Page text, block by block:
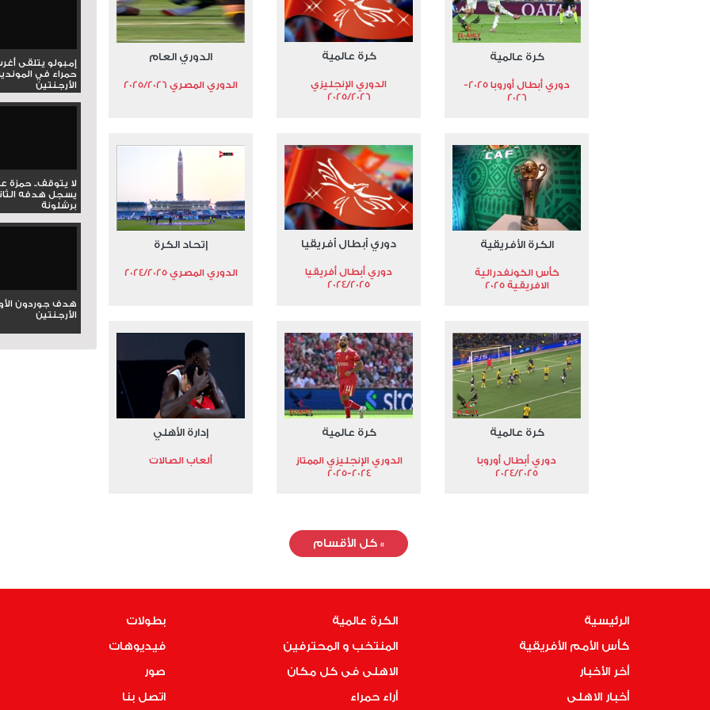
كرة عالمية
دوري أبطال أوروبا 2025-
2026
كرة عالمية
الدوري الإنجليزي
2025/2026
الدوري العام
الدوري المصري 2025/2026
الكرة الأفريقية
كأس الكونفدرالية
الافريقية 2025
دوري أبطال أفريقيا
دوري أبطال أفريقيا
2024/2025
إتحاد الكرة
الدوري المصري 2024/2025
كرة عالمية
دوري أبطال أوروبا
2024/2025
كرة عالمية
الدوري الإنجليزي الممتاز
2024-2025
إدارة الأهلي
ألعاب الصالات
»كل الأقسام
إمبولو يتلقى
حمراء في
الأرجنتين
لا يتوقف.. حمزة
يسجل هدفه
برشلونة
هدف جوردون
الأرجنتين
الرئيسية
كأس الأمم الأفريقية
أخر الأخبار
أخبار الاهلى
الكرة عالمية
المنتخب و المحترفين
الاهلى فى كل مكان
أراء حمراء
بطولات
فيديوهات
صور
اتصل بنا